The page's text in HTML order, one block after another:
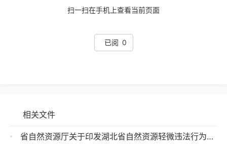
扫一扫在手机上查看当前页面
已阅 0
相关文件
省自然资源厅关于印发湖北省自然资源轻微违法行为不予处罚实施办法及不予处罚清单（试行）的通知